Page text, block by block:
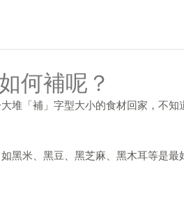
何補呢？
堆「補」字型大小的食材回家，不知
黑米、黑豆、黑芝麻、黑木耳等是最